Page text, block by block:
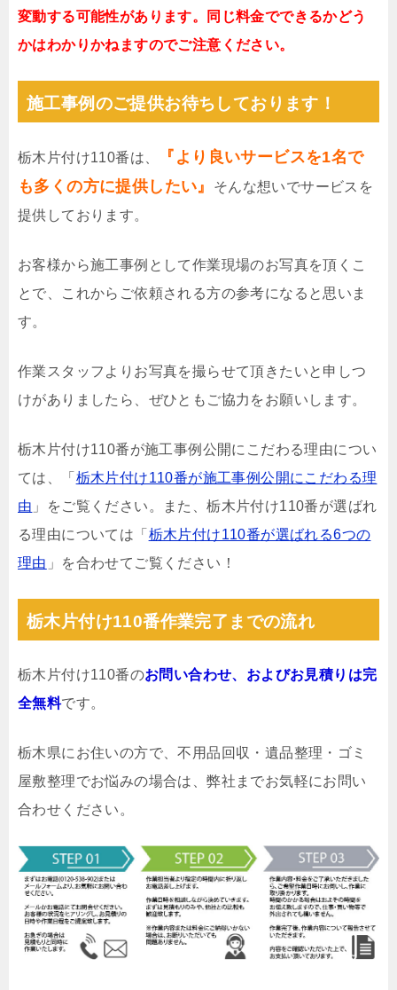
変動する可能性があります。同じ料金でできるかどう
かはわかりかねますのでご注意ください。
施工事例のご提供お待ちしております！
栃木片付け110番は、
『より良いサービスを1名で
も多くの方に提供したい』
そんな想いでサービスを
提供しております。
お客様から施工事例として作業現場のお写真を頂くこ
とで、これからご依頼される方の参考になると思いま
す。
作業スタッフよりお写真を撮らせて頂きたいと申しつ
けがありましたら、ぜひともご協力をお願いします。
栃木片付け110番が施工事例公開にこだわる理由につい
ては、「 栃木片付け110番が施工事例公開にこだわる理
由 」をご覧ください。また、栃木片付け110番が選ばれ
る理由については「 栃木片付け110番が選ばれる6つの
理由 」を合わせてご覧ください！
栃木片付け110番作業完了までの流れ
栃木片付け110番のお問い合わせ、およびお見積りは完
全無料です。
栃木県にお住いの方で、不用品回収・遺品整理・ゴミ
屋敷整理でお悩みの場合は、弊社までお気軽にお問い
合わせください。